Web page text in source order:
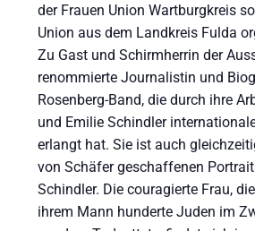
der Frauen Union Wartburgkreis
Union aus dem Landkreis Fulda
Zu Gast und Schirmherrin der
renommierte Journalistin und
Rosenberg-Band, die durch ihre
und Emilie Schindler
erlangt hat. Sie ist auch
von Schäfer geschaffenen
Schindler. Die couragierte Frau,
ihrem Mann hunderte Juden im